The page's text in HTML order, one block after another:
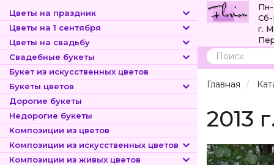
Цветы на праздник
Цветы на 1 сентября
Цветы на свадьбу
Свадебные букеты
Букет из искусственных цветов
Букеты цветов
Дорогие букеты
Недорогие букеты
Композиции из цветов
Композиции из искусственных цветов
Композиции из живых цветов
Сб-
г.
Поиск
Главная
2013